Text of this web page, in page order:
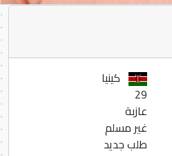
كينيا
عازبة
غير مسلم
طلب جديد